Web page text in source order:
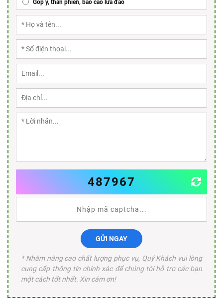
Góp ý, than phiền, báo cáo lừa đảo
487967
GỬI NGAY
* Nhằm nâng cao chất lượng phục vụ, Quý Khách vui lòng
cung cấp thông tin chính xác để chúng tôi hỗ trợ các bạn
một cách tốt nhất. Xin cám ơn!